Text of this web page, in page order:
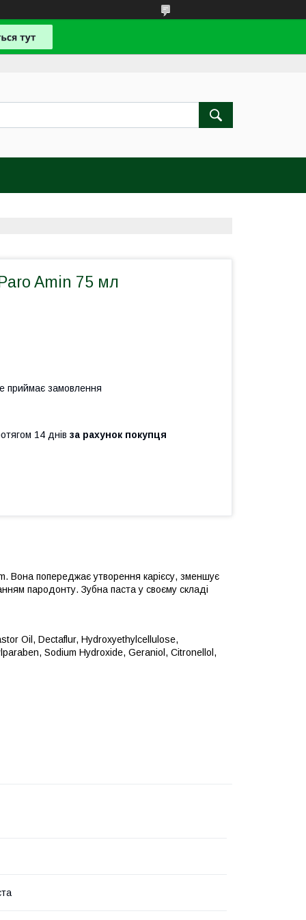
Amin 75 мл
приймає замовлення
14 днів за рахунок покупця
Вона попереджає утворення карієсу, зменшує
пародонту. Зубна паста у своєму складі
Oil, Dectaflur, Hydroxyethylcellulose,
Sodium Hydroxide, Geraniol, Citronellol,